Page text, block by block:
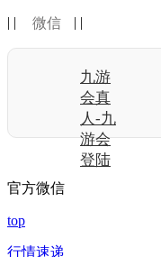
| | 微信 | |
九游
会真
人-九
游会
登陆
官方微信
top
行情速递